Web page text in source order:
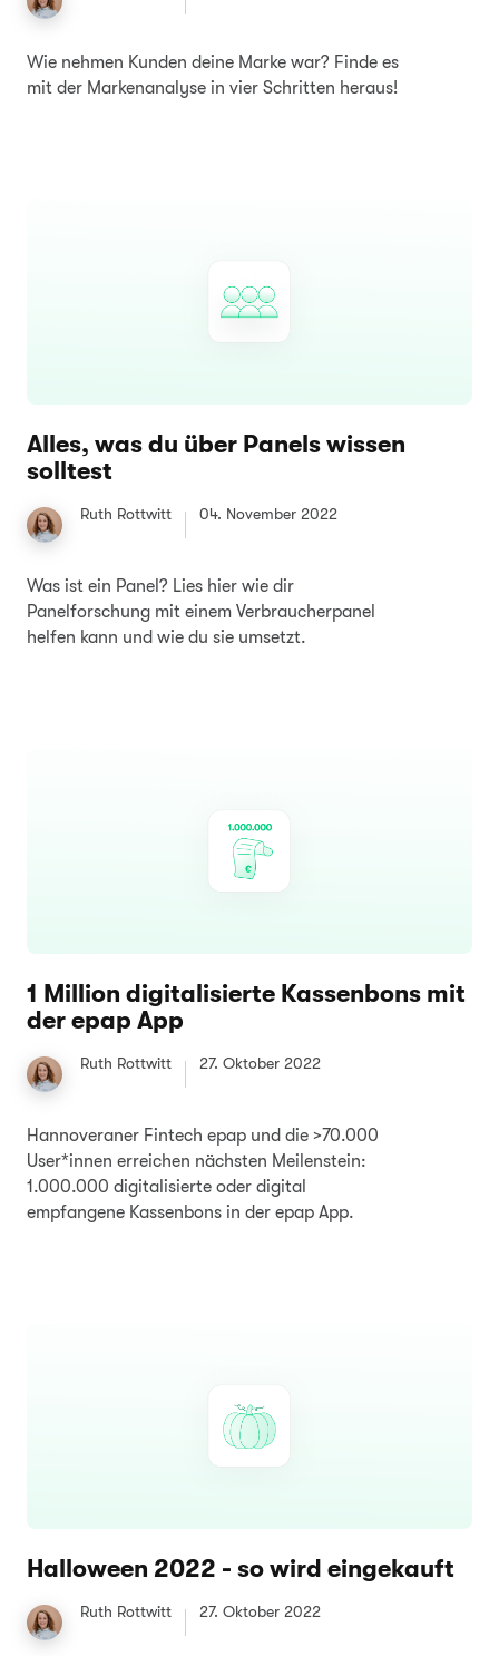
Wie nehmen Kunden deine Marke war? Finde es
mit der Markenanalyse in vier Schritten heraus!
Alles, was du über Panels wissen
solltest
Ruth Rottwitt 04. November 2022
Was ist ein Panel? Lies hier wie dir
Panelforschung mit einem Verbraucherpanel
helfen kann und wie du sie umsetzt.
1 Million digitalisierte Kassenbons mit
der epap App
Ruth Rottwitt 27. Oktober 2022
‍Hannoveraner Fintech epap und die >70.000
User*innen erreichen nächsten Meilenstein:
1.000.000 digitalisierte oder digital
empfangene Kassenbons in der epap App.
Halloween 2022 - so wird eingekauft
Ruth Rottwitt 27. Oktober 2022